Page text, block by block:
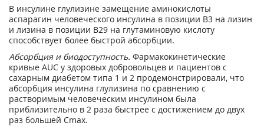
В инсулине глулизине замещение аминокислоты
аспарагин человеческого инсулина в позиции В3 на лизин
и лизина в позиции В29 на глутаминовую кислоту
способствует более быстрой абсорбции.
Абсорбция и биодоступность. Фармакокинетические
кривые AUC у здоровых добровольцев и пациентов с
сахарным диабетом типа 1 и 2 продемонстрировали, что
абсорбция инсулина глулизина по сравнению с
растворимым человеческим инсулином была
приблизительно в 2 раза быстрее с достижением до двух
раз большей Cmax.